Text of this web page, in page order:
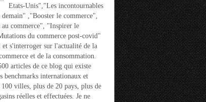
Etats-Unis","Les incontournables
demain" ,"Booster le commerce",
au commerce", "Inspirer le
du commerce post-covid"
et s'interroger sur l'actualité de la
et de la consommation.
articles de ce blog qui existe
benchmarks internationaux et
villes, plus de 20 pays, plus de
réelles et effectuées. Je ne